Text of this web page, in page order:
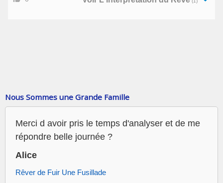
Nous Sommes une Grande Famille
Merci d avoir pris le temps d'analyser et de me
répondre belle journée ?
Alice
Rêver de Fuir Une Fusillade